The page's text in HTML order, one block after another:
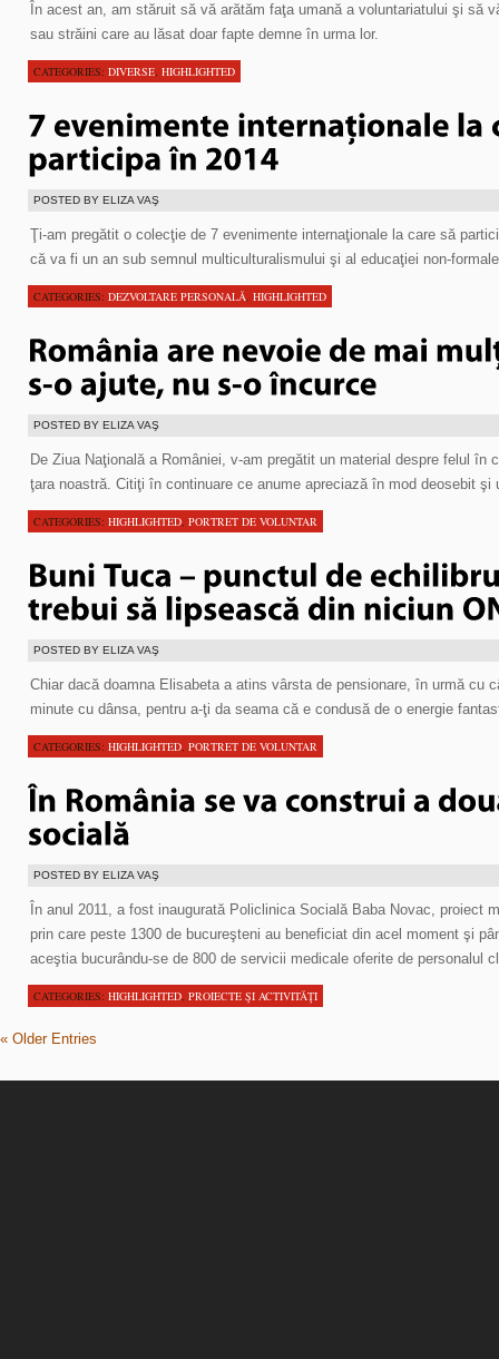
În acest an, am stăruit să vă arătăm faţa umană a voluntariatului şi să
sau străini care au lăsat doar fapte demne în urma lor.
CATEGORIES: DIVERSE, HIGHLIGHTED
POSTED BY ELIZA VAŞ
Ţi-am pregătit o colecţie de 7 evenimente internaţionale la care să
că va fi un an sub semnul multiculturalismului şi al educaţiei non-
CATEGORIES: DEZVOLTARE PERSONALĂ, HIGHLIGHTED
POSTED BY ELIZA VAŞ
De Ziua Naţională a României, v-am pregătit un material despre felul în
ţara noastră. Citiţi în continuare ce anume apreciază în mod deosebit şi
CATEGORIES: HIGHLIGHTED, PORTRET DE VOLUNTAR
POSTED BY ELIZA VAŞ
Chiar dacă doamna Elisabeta a atins vârsta de pensionare, în urmă cu
minute cu dânsa, pentru a-ţi da seama că e condusă de o energie
CATEGORIES: HIGHLIGHTED, PORTRET DE VOLUNTAR
POSTED BY ELIZA VAŞ
În anul 2011, a fost inaugurată Policlinica Socială Baba Novac, proiect
prin care peste 1300 de bucureşteni au beneficiat din acel moment şi
aceştia bucurându-se de 800 de servicii medicale oferite de personalul
CATEGORIES: HIGHLIGHTED, PROIECTE ŞI ACTIVITĂŢI
« Older Entries